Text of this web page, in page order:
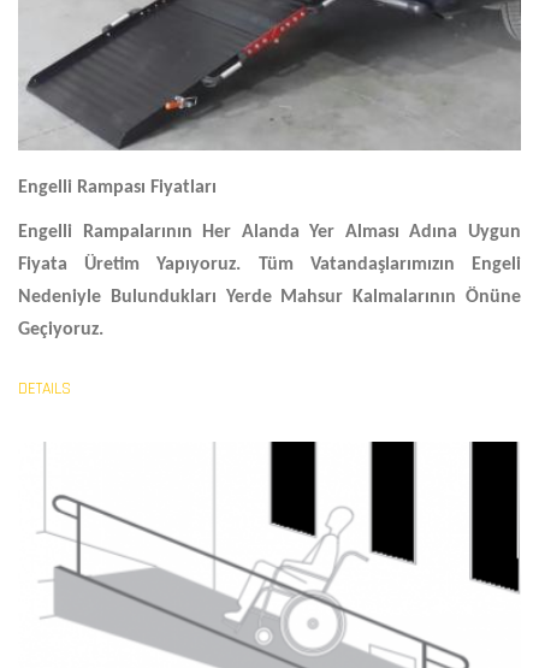
Engelli Rampası Fiyatları
Engelli Rampalarının Her Alanda Yer Alması Adına Uygun
Fiyata Üretim Yapıyoruz. Tüm Vatandaşlarımızın Engeli
Nedeniyle Bulundukları Yerde Mahsur Kalmalarının Önüne
Geçiyoruz.
DETAILS